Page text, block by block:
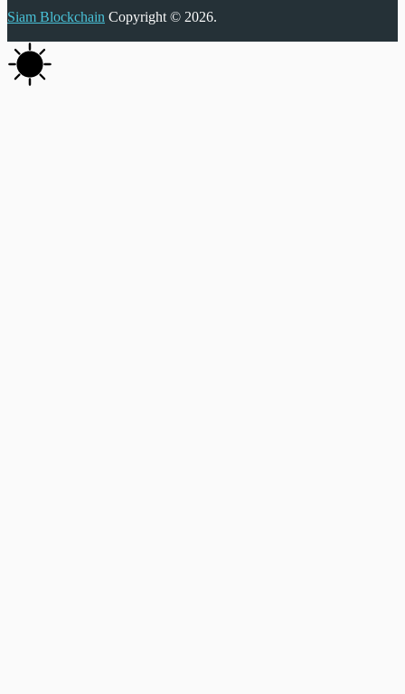
Siam Blockchain Copyright © 2026.